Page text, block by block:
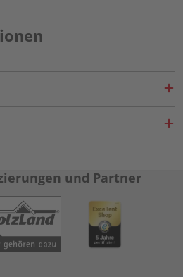
und Partner